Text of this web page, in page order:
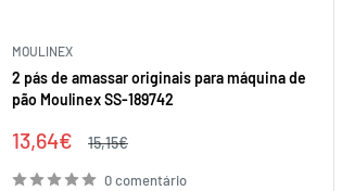
MOULINEX
2 pás de amassar originais para máquina de
pão Moulinex SS-189742
Preço
venda
13,64€
Preço
15,15€
0 comentário